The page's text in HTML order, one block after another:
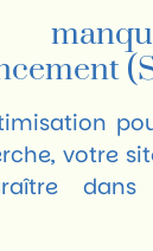
votre
dans